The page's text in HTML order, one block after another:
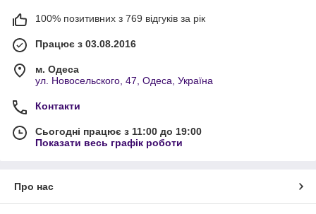
100% позитивних з 769 відгуків за рік
Працює з 03.08.2016
м. Одеса
ул. Новосельского, 47, Одеса, Україна
Контакти
Сьогодні працює з 11:00 до 19:00
Показати весь графік роботи
Про нас